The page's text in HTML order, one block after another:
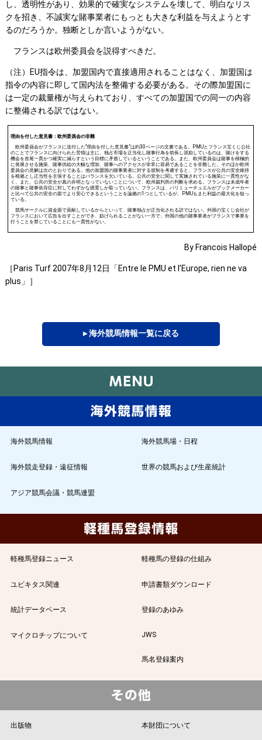
し、透明性があり、効果的で確実なシステムを壊して、明白なリス
クを招き、不誠実な賭事業者にもっとも大きな利益を与えようとす
るのだろうか。独断としか言いようがない。
フランスは欧州委員会を説得すべきだ。
（注）EU指令は、加盟国内で直接適用されることはなく、加盟国は
指令の内容に即して国内法を整備する必要がある。その際加盟国に
は一定の裁量権が与えられており、すべての加盟国での同一の内容
に整備される訳ではない。
理由を付した意見書：欧州委員会の非難
欧州委員会がフランスに送付した“理由を付した意見書”は約30ページの文書である。PMUとフランス宝くじ公社
のことでフランスに向けられた苦情は主に、独占市場を正当化し賭事行為を助長し奨励しているのは、賭けをする
機会を首尾一貫かつ確実に減らすという目標に矛盾しているということである。また、欧州委員会は賭事を積極的
に発展させる施策、賭事供給の大幅な増加、賭事へのアクセスが非常に容易であることを非難した。そのほか欧州
委員会の見解は次のとおりである。他の加盟国の賭事業者に対する規制を考慮すると、フランスが公共の安全維持
を根拠とし正当性を主張することはバランスを欠いている。公共の安全に関して実施されている施策に一貫性がな
く、また、公共の安全が真の弁明となっていないことについて、欧州裁判所の判断を求める。フランスは未成年者
の賭事と賭事依存症に対してわずかな措置しか取っていない。フランスは、パリミューチュエルがブックメーカー
と比べて公共の安全の面でより安心できるということを論拠の1つとしているが、PMUもまた利益の最大化を狙っ
ている。
競馬サークルに資金面で貢献しているからといって、賭事独占が正当化される訳ではない。外国の宝くじ会社が
フランスにおいて広告を出すことができ、妨げられることがない一方で、外国の他の賭事業者がフランスで事業を
行うことを禁じていることにも一貫性がない。
By Francois Hallopé
［Paris Turf 2007年8月12日「Entre le PMU et l’Europe, rien ne va
plus」］
▸ 海外競馬情報一覧に戻る
海外競馬情報 海外競馬場・日程
海外競走登録・遠征情報 世界の競馬および生産統計
アジア競馬会議・競馬連盟
軽種馬登録ニュース 軽種馬の登録の仕組み
ユビキタス関連 申請書類ダウンロード
統計データベース 登録のあゆみ
マイクロチップについて JWS
馬名登録案内
出版物 本財団について